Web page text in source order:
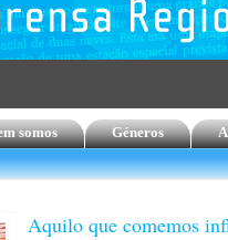
somos Géneros
Aquilo que comemos